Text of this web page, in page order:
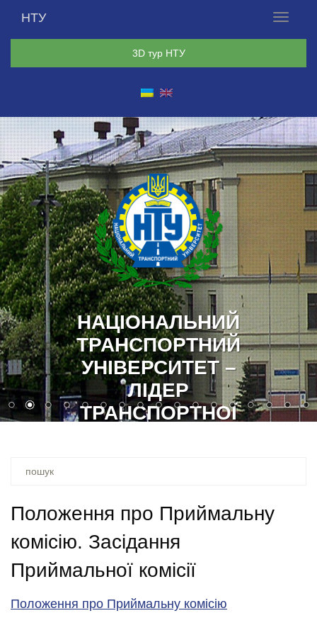
Меню
НТУ
3D тур НТУ
НАЦІОНАЛЬНИЙ
ТРАНСПОРТНИЙ
УНІВЕРСИТЕТ –
ЛІДЕР
ТРАНСПОРТНОЇ
шукали
Положення про Приймальну
комісію. Засідання
Приймальної комісії
Положення про Приймальну комісію